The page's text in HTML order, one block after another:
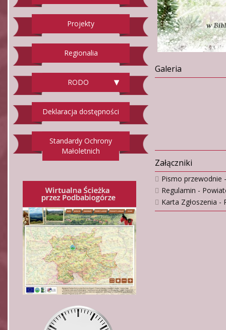
Projekty
Regionalia
RODO
Deklaracja dostępności
Standardy Ochrony
Małoletnich
Galeria
Załączniki
Pismo przewodnie
Regulamin -
Karta Zgłoszenia -